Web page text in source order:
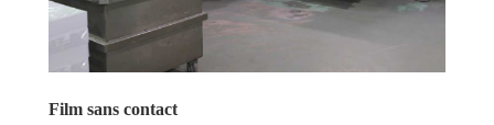
Film sans contact